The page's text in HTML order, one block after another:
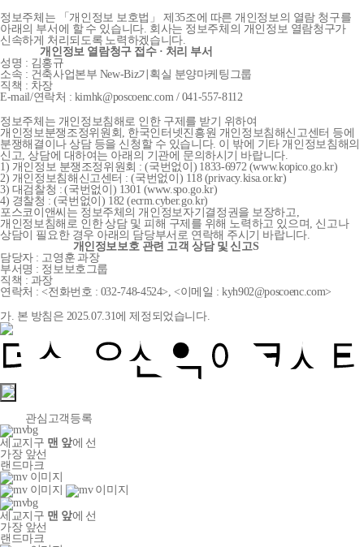
정보주체는 「개인정보 보호법」 제35조에 따른 개인정보의 열람 청구를
아래의 부서에 할 수 있습니다. 회사는 정보주체의 개인정보 열람청구가
신속하게 처리되도록 노력하겠습니다.
개인정보 열람청구 접수 · 처리 부서
성명 : 김홍규
소속 : 건축사업본부 New-Biz기획실 분양마케팅그룹
직책 : 차장
E-mail/연락처 : kimhk@poscoenc.com / 041-557-8112
정보주체는 개인정보침해로 인한 구제를 받기 위하여
개인정보분쟁조정위원회, 한국인터넷진흥원 개인정보침해신고센터 등에
분쟁해결이나 상담 등을 신청할 수 있습니다. 이 밖에 기타 개인정보침해의
신고, 상담에 대하여는 아래의 기관에 문의하시기 바랍니다.
1) 개인정보 분쟁조정위원회 : (국번없이) 1833-6972 (www.kopico.go.kr)
2) 개인정보침해신고센터 : (국번없이) 118 (privacy.kisa.or.kr)
3) 대검찰청 : (국번없이) 1301 (www.spo.go.kr)
4) 경찰청 : (국번없이) 182 (ecrm.cyber.go.kr)
포스코이앤씨는 정보주체의 개인정보자기결정권을 보장하고,
개인정보침해로 인한 상담 및 피해 구제를 위해 노력하고 있으며, 신고나
상담이 필요한 경우 아래의 담당부서로 연락해 주시기 바랍니다.
개인정보보호 관련 고객 상담 및 신고S
담당자 : 고영훈 과장
부서명 : 정보보호그룹
직책 : 과장
연락처 : <전화번호 : 032-748-4524>, <이메일 : kyh902@poscoenc.com>
가. 본 방침은 2025.07.31에 제정되었습니다.
관심고객등록
세교지구 맨 앞에 선
가장 앞선
랜드마크
세교지구 맨 앞에 선
가장 앞선
랜드마크